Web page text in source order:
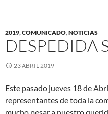
2019,COMUNICADO,NOTICIAS
DESPEDIDA
23 ABRIL 2019
Este pasado jueves 18 de
representantes de toda la